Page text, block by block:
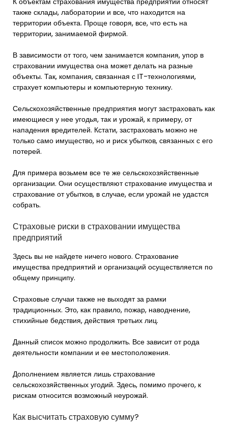
также склады, лаборатории и все, что находится на
территории объекта. Проще говоря, все, что есть на
территории, занимаемой фирмой.
В зависимости от того, чем занимается компания, упор в
страховании имущества она может делать на разные
объекты. Так, компания, связанная с IT-технологиями,
страхует компьютеры и компьютерную технику.
Сельскохозяйственные предприятия могут застраховать как
имеющиеся у нее угодья, так и урожай, к примеру, от
нападения вредителей. Кстати, застраховать можно не
только само имущество, но и риск убытков, связанных с его
потерей.
Для примера возьмем все те же сельскохозяйственные
организации. Они осуществляют страхование имущества и
страхование от убытков, в случае, если урожай не удастся
собрать.
Страховые риски в страховании имущества
предприятий
Здесь вы не найдете ничего нового. Страхование
имущества предприятий и организаций осуществляется по
общему принципу.
Страховые случаи также не выходят за рамки
традиционных. Это, как правило, пожар, наводнение,
стихийные бедствия, действия третьих лиц.
Данный список можно продолжить. Все зависит от рода
деятельности компании и ее местоположения.
Дополнением является лишь страхование
сельскохозяйственных угодий. Здесь, помимо прочего, к
рискам относится возможный неурожай.
Как высчитать страховую сумму?